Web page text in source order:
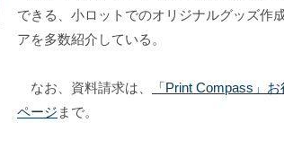
できる、小ロットでのオリジナルグッズ作
アを多数紹介している。
なお、資料請求は、
「Print Compass」
ページ まで。